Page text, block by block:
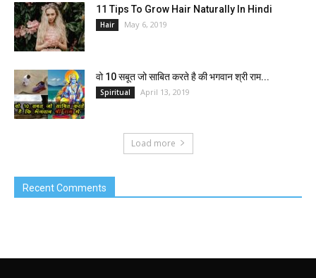
11 Tips To Grow Hair Naturally In Hindi
Hair May 6, 2019
वो 10 सबूत जो साबित करते है की भगवान श्री राम...
Spiritual April 13, 2019
Load more
Recent Comments